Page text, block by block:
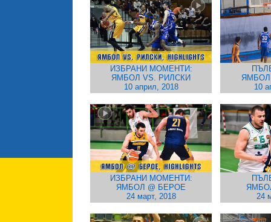
ИЗБРАНИ МОМЕНТИ:
ЯМБОЛ VS. РИЛСКИ
10 април, 2018
ЯМБОЛ
10
ИЗБРАНИ МОМЕНТИ:
ЯМБОЛ @ БЕРОЕ
24 март, 2018
24